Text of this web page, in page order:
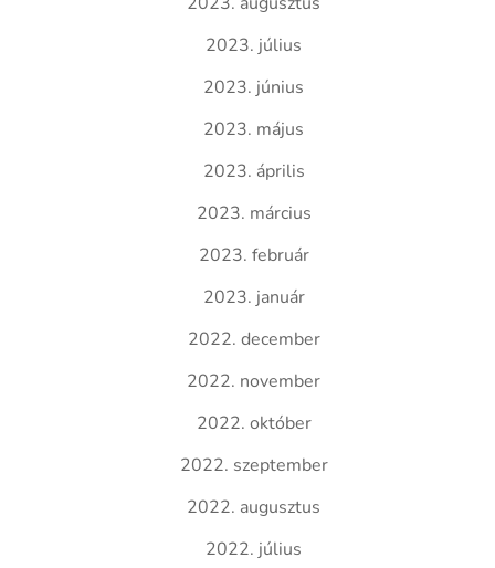
2023. július
2023. június
2023. május
2023. április
2023. március
2023. február
2023. január
2022. december
2022. november
2022. október
2022. szeptember
2022. augusztus
2022. július